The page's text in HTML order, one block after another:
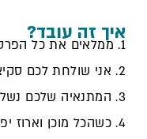
איך זה עובד?
1. ממלאים את כל הפרטים ומבצעים הזמנה.
2. אני שולחת לכם סקיצה לאישור סופי.
3. המתנאיה שלכם נשלחת להדפסה.
4. כשהכל מוכן